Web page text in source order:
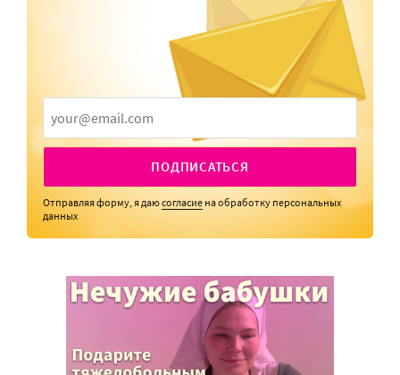
ПОДПИСАТЬСЯ
Отправляя форму, я даюсогласие на обработку персональных
данных